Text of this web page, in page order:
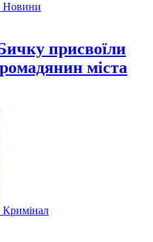
Новини
присвоїли
міста
Кримінал